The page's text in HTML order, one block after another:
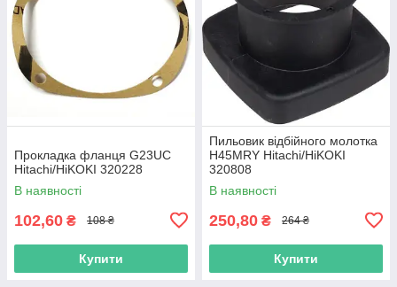
Прокладка фланця G23UC
Hitachi/HiKOKI 320228
В наявності
102,60 ₴ 108 ₴
Купити
Пильовик відбійного молотка
H45MRY Hitachi/HiKOKI
320808
В наявності
250,80 ₴ 264 ₴
Купити